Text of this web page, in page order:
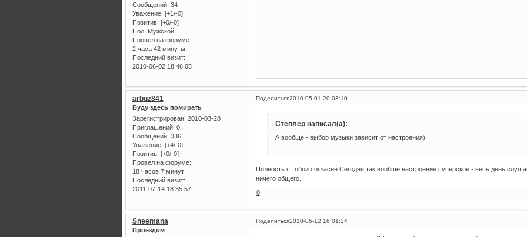
Сообщений: 34
Уважение: [+1/-0]
Позитив: [+0/-0]
Пол: Мужской
Провел на форуме:
2 часа 42 минуты
Последний визит:
2010-06-02 18:46:05
Поделиться2010-05-01 20:03:10
arbuz841
Буду здесь помирать
Зарегистрирован: 2010-03-28
Приглашений: 0
Сообщений: 336
Уважение: [+4/-0]
Позитив: [+0/-0]
Провел на форуме:
18 часов 7 минут
Последний визит:
2011-07-14 18:35:57
Степлер написал(а):
А вообще - выбор музыки зависит от настроения)
Полность с тобой согласен.Сегодня так вообще настроение суперское - весь день
ничего общего..
0
Поделиться2010-06-12 16:01:24
Sneemana
Проездом